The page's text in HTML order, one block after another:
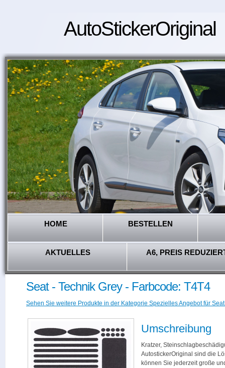
AutoStickerOriginal
HOME BESTELLEN
AKTUELLES A6, PREIS
Seat - Technik Grey - Farbcode: T4T4
Sehen Sie weitere Produkte in der Kategorie Spezielles Angebot für
Umschreibung
Kratzer,
AutostickerOriginal sind die
können Sie jederzeit große